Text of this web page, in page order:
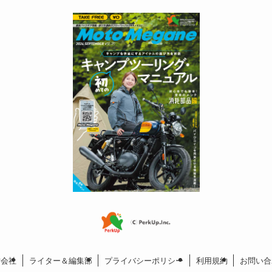
社 ライター＆編集部 プライバシーポリシー 利用規約 お問い